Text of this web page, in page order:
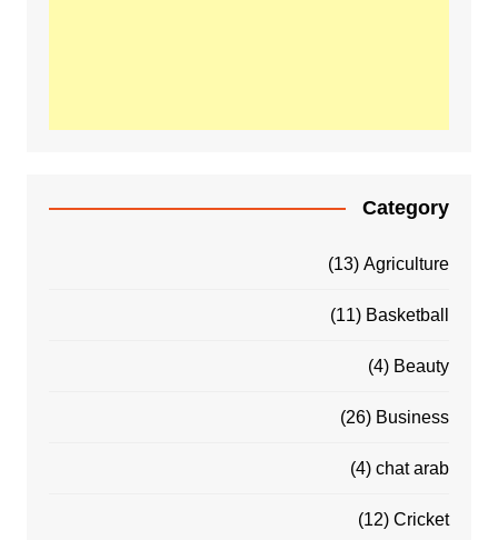
Category
Agriculture
(13)
Basketball
(11)
Beauty
(4)
Business
(26)
chat arab
(4)
Cricket
(12)